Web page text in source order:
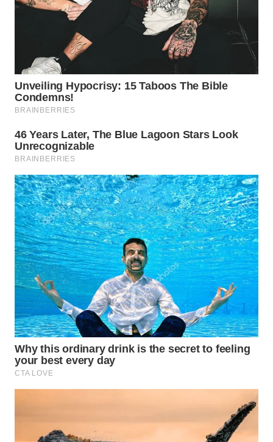
SIMALUNGUN
WN
LABUHANBATU
TAPANULI
TENGAH
WN DELI
SERDANG
WN
TEBING
TINGGI
WN
PAKPAK
WN
KARAWANG
WN